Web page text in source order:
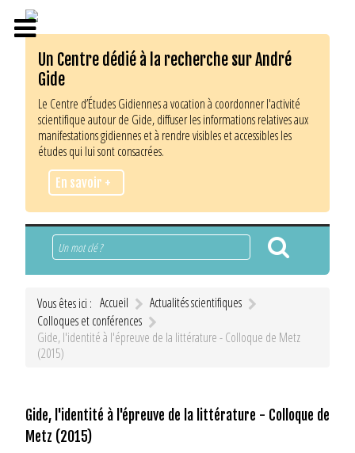
Un Centre dédié à la recherche sur André
Gide
Le Centre d’Études Gidiennes a vocation à coordonner l'activité
scientifique autour de Gide, diffuser les informations relatives aux
manifestations gidiennes et à rendre visibles et accessibles les
études qui lui sont consacrées.
En savoir +
Rechercher
Vous êtes ici : Accueil
Actualités scientifiques
Colloques et conférences
Gide, l'identité à l'épreuve de la littérature - Colloque de Metz
(2015)
Gide, l'identité à l'épreuve de la littérature - Colloque de
Metz (2015)